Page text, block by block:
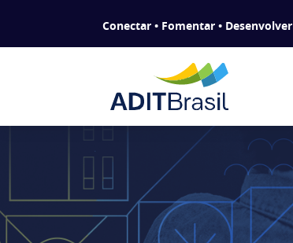
Conectar • Fomentar • Desenvolver